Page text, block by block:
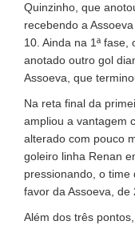
Quinzinho, que
recebendo a
10. Ainda na 1ª
anotado outro gol
Assoeva, que
Na reta final da
ampliou a vantagem
alterado com pouco
goleiro linha Renan
pressionando, o
favor da Assoeva, de
Além dos três